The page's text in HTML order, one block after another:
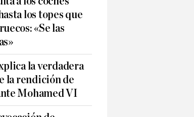
los topes que
«Se las
la verdadera
la rendición de
Mohamed VI